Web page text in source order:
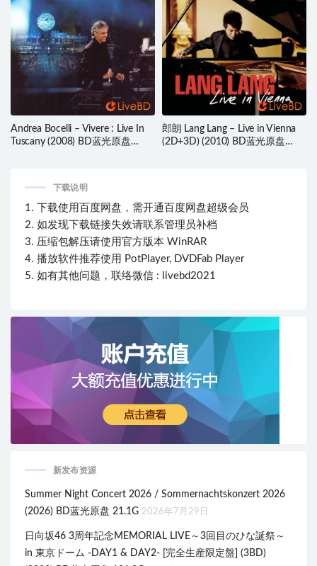
Andrea Bocelli – Vivere : Live In
Tuscany (2008) BD蓝光原盘
郎朗 Lang Lang – Live in Vienna
(2D+3D) (2010) BD蓝光原盘
下载说明
1. 下载使用百度网盘，需开通百度网盘超级会员
2. 如发现下载链接失效请联系管理员补档
3. 压缩包解压请使用官方版本 WinRAR
4. 播放软件推荐使用 PotPlayer, DVDFab Player
5. 如有其他问题，联络微信 : livebd2021
新发布资源
Summer Night Concert 2026 / Sommernachtskonzert 2026
(2026) BD蓝光原盘 21.1G 2026年7月29日
日向坂46 3周年記念MEMORIAL LIVE～3回目のひな誕祭～
in 東京ドーム -DAY1 & DAY2- [完全生産限定盤] (3BD)